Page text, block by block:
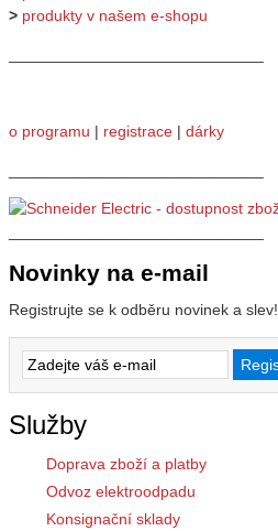
> produkty v našem e-shopu
o programu | registrace | dárky
Novinky na e-mail
Registrujte se k odběru novinek a slev!
Služby
Doprava zboží a platby
Odvoz elektroodpadu
Konsignační sklady